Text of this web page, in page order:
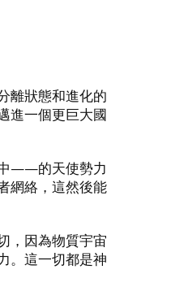
離狀態和進化的
進一個更巨大國
——的天使勢力
網絡，這然後能
，因為物質宇宙
。這一切都是神